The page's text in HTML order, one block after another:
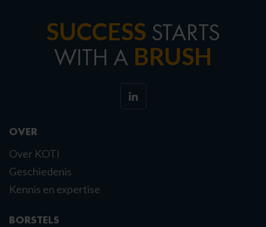
SUCCESS STARTS
WITH A BRUSH
OVER
Over KOTI
Geschiedenis
Kennis en expertise
BORSTELS